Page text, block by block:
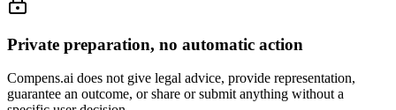
Private preparation, no automatic action
Compens.ai does not give legal advice, provide representation,
guarantee an outcome, or share or submit anything without a